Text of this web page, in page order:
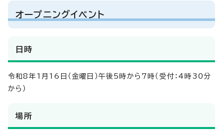
オープニングイベント
日時
令和8年1月16日（金曜日）午後5時から7時（受付：4時30分
から）
場所